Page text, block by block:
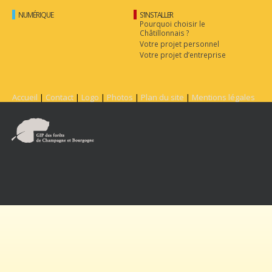
NUMÉRIQUE
S’INSTALLER
Pourquoi choisir le
Châtillonnais ?
Votre projet personnel
Votre projet d’entreprise
Accueil | Contact | Logo | Photos | Plan du site | Mentions légales